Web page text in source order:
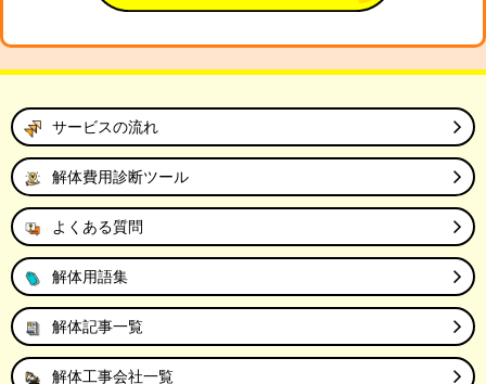
サービスの流れ
解体費用診断ツール
よくある質問
解体用語集
解体記事一覧
解体工事会社一覧